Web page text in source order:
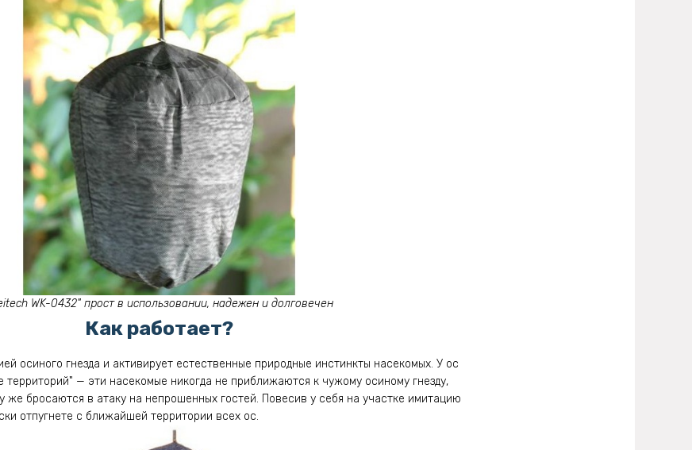
WK-0432" прост в использовании, надежен и долговечен
Как работает?
осиного гнезда и активирует естественные природные инстинкты насекомых. У ос
территорий" — эти насекомые никогда не приближаются к чужому осиному гнезду,
же бросаются в атаку на непрошенных гостей. Повесив у себя на участке имитацию
отпугнете с ближайшей территории всех ос.